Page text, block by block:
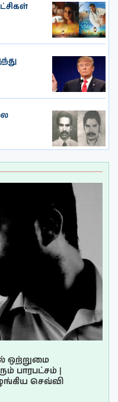
ஒற்றுமை
பாரபட்சம் |
செவ்வி